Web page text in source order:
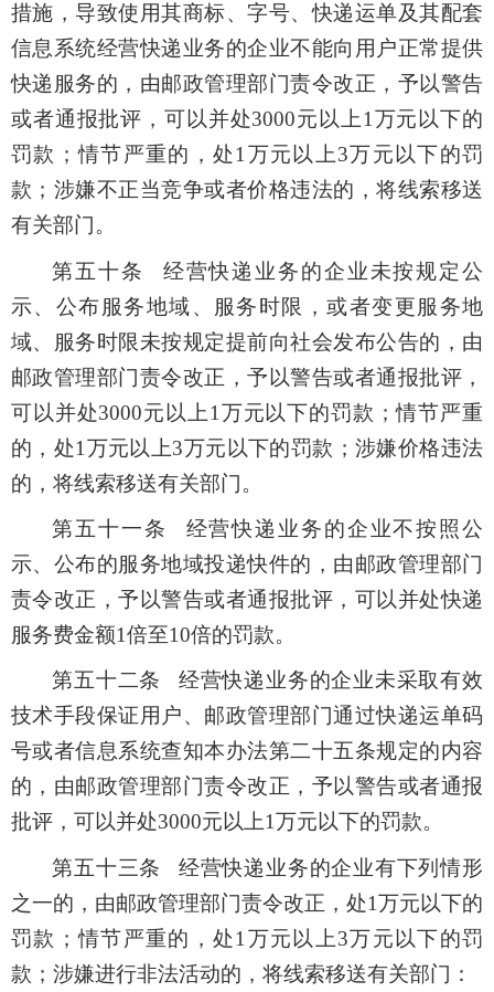
措施，导致使用其商标、字号、快递运单及其配套
信息系统经营快递业务的企业不能向用户正常提供
快递服务的，由邮政管理部门责令改正，予以警告
或者通报批评，可以并处3000元以上1万元以下的
罚款；情节严重的，处1万元以上3万元以下的罚
款；涉嫌不正当竞争或者价格违法的，将线索移送
有关部门。
第五十条 经营快递业务的企业未按规定公
示、公布服务地域、服务时限，或者变更服务地
域、服务时限未按规定提前向社会发布公告的，由
邮政管理部门责令改正，予以警告或者通报批评，
可以并处3000元以上1万元以下的罚款；情节严重
的，处1万元以上3万元以下的罚款；涉嫌价格违法
的，将线索移送有关部门。
第五十一条 经营快递业务的企业不按照公
示、公布的服务地域投递快件的，由邮政管理部门
责令改正，予以警告或者通报批评，可以并处快递
服务费金额1倍至10倍的罚款。
第五十二条 经营快递业务的企业未采取有效
技术手段保证用户、邮政管理部门通过快递运单码
号或者信息系统查知本办法第二十五条规定的内容
的，由邮政管理部门责令改正，予以警告或者通报
批评，可以并处3000元以上1万元以下的罚款。
第五十三条 经营快递业务的企业有下列情形
之一的，由邮政管理部门责令改正，处1万元以下的
罚款；情节严重的，处1万元以上3万元以下的罚
款；涉嫌进行非法活动的，将线索移送有关部门：